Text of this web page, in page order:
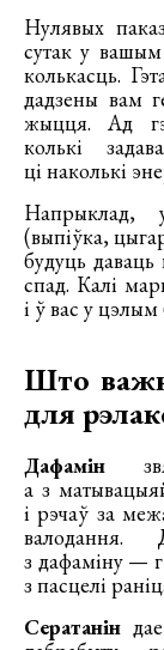
Нулявых
сутак у вашым
колькасць.
дадзены вам
жыцця. Ад
колькі
ці наколькі
Напрыклад,
(выпіўка,
будуць даваць
спад. Калі
і ў вас у
Што
для
Дафамін
а з
і рэчаў за
валодання.
з дафаміну —
з пасцелі
Сератанін